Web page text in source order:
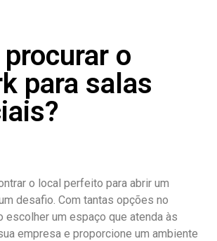
o
para salas
o local perfeito para abrir um
desafio. Com tantas opções no
escolher um espaço que atenda às
empresa e proporcione um ambiente